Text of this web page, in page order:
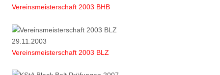
Vereinsmeisterschaft 2003 BHB
29.11.2003
Vereinsmeisterschaft 2003 BLZ